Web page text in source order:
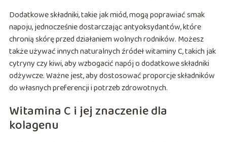
Dodatkowe składniki, takie jak miód, mogą poprawiać smak
napoju, jednocześnie dostarczając antyoksydantów, które
chronią skórę przed działaniem wolnych rodników. Możesz
także używać innych naturalnych źródeł witaminy C, takich jak
cytryny czy kiwi, aby wzbogacić napój o dodatkowe składniki
odżywcze. Ważne jest, aby dostosować proporcje składników
do własnych preferencji i potrzeb zdrowotnych.
Witamina C i jej znaczenie dla
kolagenu